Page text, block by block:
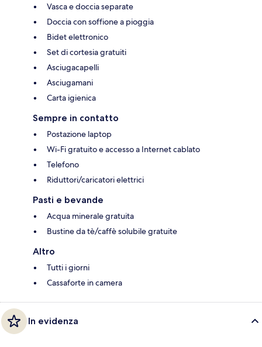
Vasca e doccia separate
Doccia con soffione a pioggia
Bidet elettronico
Set di cortesia gratuiti
Asciugacapelli
Asciugamani
Carta igienica
Sempre in contatto
Postazione laptop
Wi-Fi gratuito e accesso a Internet cablato
Telefono
Riduttori/caricatori elettrici
Pasti e bevande
Acqua minerale gratuita
Bustine da tè/caffè solubile gratuite
Altro
Tutti i giorni
Cassaforte in camera
In evidenza